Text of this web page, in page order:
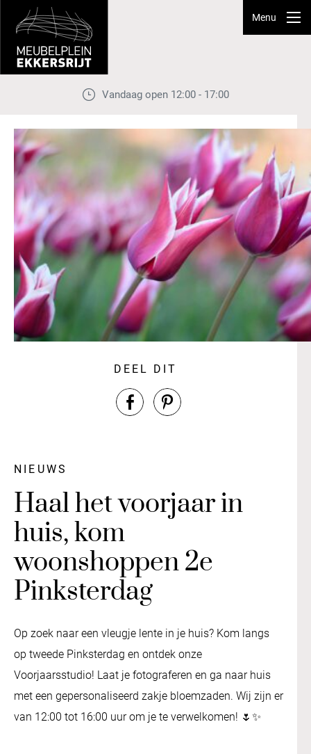
Menu
Vandaag open 12:00 - 17:00
DEEL DIT
NIEUWS
Haal het voorjaar in
huis, kom
woonshoppen 2e
Pinksterdag
Op zoek naar een vleugje lente in je huis? Kom langs
op tweede Pinksterdag en ontdek onze
Voorjaarsstudio! Laat je fotograferen en ga naar huis
met een gepersonaliseerd zakje bloemzaden. Wij zijn er
van 12:00 tot 16:00 uur om je te verwelkomen! 🌷✨